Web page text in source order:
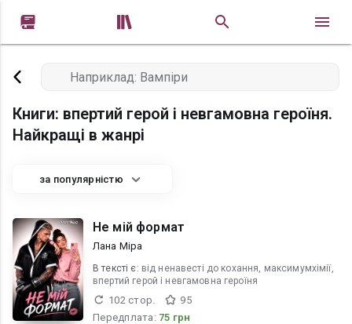
 
Книги: впертий герой і невгамовна героїня.
Найкращі в жанрі
за популярністю
Не мій формат
Лана Міра
В текcті є: від ненавесті до кохання, максимумхімії,
впертий герой і невгамовна героїня
102 стор.
95
Передплата: 75 грн